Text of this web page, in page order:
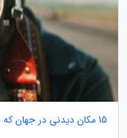
15 مکان دیدنی در جهان که سوژه عکاسان است (قسمت اول)